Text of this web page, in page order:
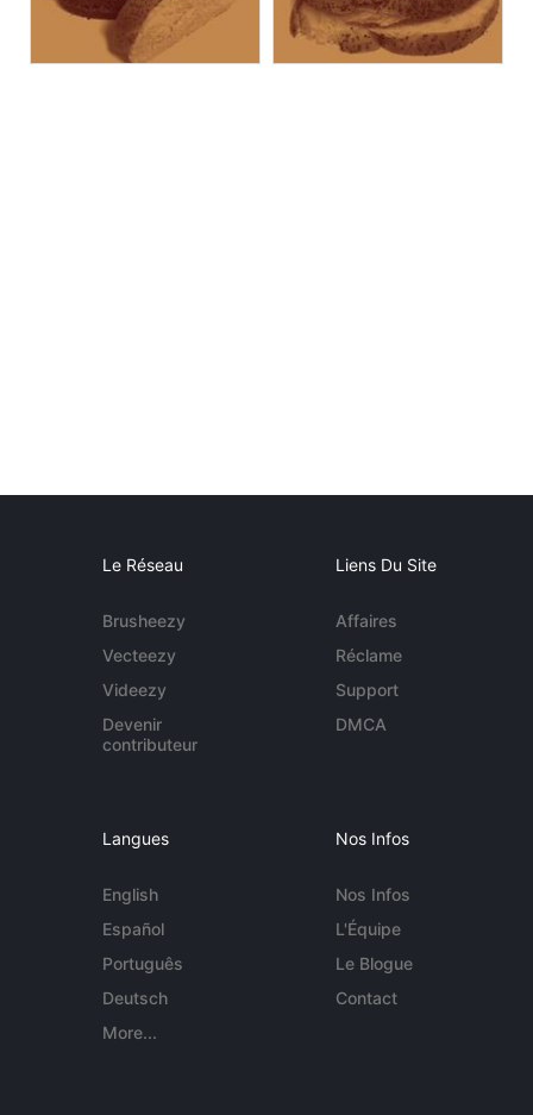
Le Réseau
Brusheezy
Vecteezy
Videezy
Devenir
contributeur
Liens Du Site
Affaires
Réclame
Support
DMCA
Langues
English
Español
Português
Deutsch
More...
Nos Infos
Nos Infos
L'Équipe
Le Blogue
Contact